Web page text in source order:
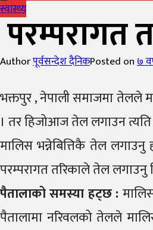
स्वास्थ्य
परम्परागत
Authorपूर्वसन्देश दैनिकPosted on७
भक्तपुर , नेपाली समाजमा तेलले
। तर हिजोआज तेल लगाउन
मालिस भन्नेबित्तिकै तेल
परम्परागत तरिकाले तेल लगाउनु
पैतालाकोसमस्याहट्छ:
पैतालामा नरिवलको तेलले